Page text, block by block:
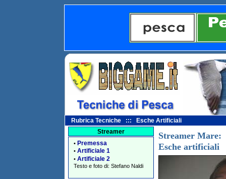
Rubrica Tecniche ::: Esche Artificiali
Streamer
• Premessa
• Artificiale 1
• Artificiale 2
Testo e foto di: Stefano Naldi
Streamer Mare:
Esche artificiali